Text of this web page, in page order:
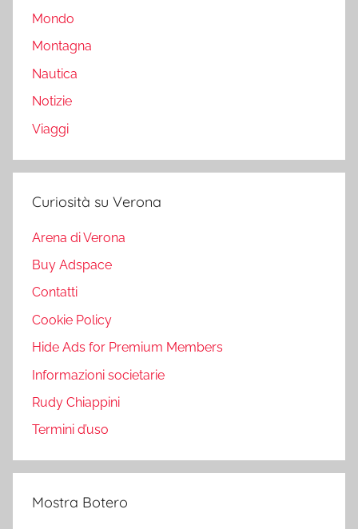
Mondo
Montagna
Nautica
Notizie
Viaggi
Curiosità su Verona
Arena di Verona
Buy Adspace
Contatti
Cookie Policy
Hide Ads for Premium Members
Informazioni societarie
Rudy Chiappini
Termini d’uso
Mostra Botero